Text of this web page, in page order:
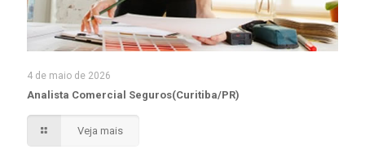
4 de maio de 2026
Analista Comercial Seguros(Curitiba/PR)
Veja mais